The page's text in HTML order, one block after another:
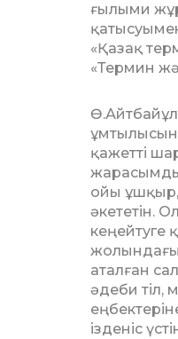
ғылыми
қатысуымен
«Қазақ
«Термин
қа­жетті
ойы ұшқыр,
әкететін.
кеңейтуге
жолындағы
аталған
әдеби тіл,
ізденіс